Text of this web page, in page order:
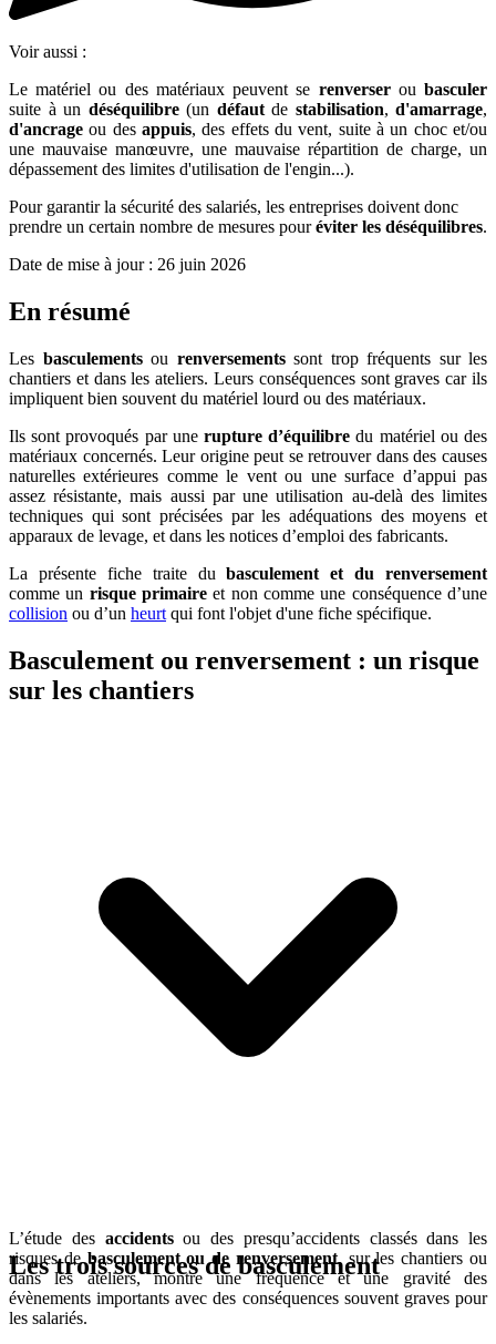
Voir aussi :
Le matériel ou des matériaux peuvent se renverser oubasculer
suite à un déséquilibre (un défaut de stabilisation, d'amarrage,
d'ancrageou desappuis, des effets du vent, suite à un choc et/ou
une mauvaise manœuvre, une mauvaise répartition de charge, un
dépassement des limites d'utilisation de l'engin...).
Pour garantir la sécurité des salariés, les entreprises doivent donc
prendre un certain nombre de mesures pouréviter les déséquilibres.
Date de mise à jour : 26 juin 2026
En résumé
Les basculementsou renversements sont trop fréquents sur les
chantiers et dans les ateliers. Leurs conséquences sont graves car ils
impliquent bien souvent du matériel lourd ou des matériaux.
Ils sont provoqués par une rupture d’équilibre du matériel ou des
matériaux concernés. Leur origine peut se retrouver dans des causes
naturelles extérieures comme le vent ou une surface d’appui pas
assez résistante, mais aussi par une utilisation au-delà des limites
techniques qui sont précisées par les adéquations des moyens et
apparaux de levage, et dans les notices d’emploi des fabricants.
La présente fiche traite dubasculement et du renversement
comme un risque primaire et non comme une conséquence d’une
collision ou d’un heurt qui font l'objet d'une fiche spécifique.
Basculement ou renversement : un risque
sur les chantiers
L’étude des accidentsou des presqu’accidents classés dans les
risques debasculement ou de renversement, sur les chantiers ou
dans les ateliers, montre une fréquence et une gravité des
évènements importants avec des conséquences souvent graves pour
les salariés.
Les trois sources de basculement